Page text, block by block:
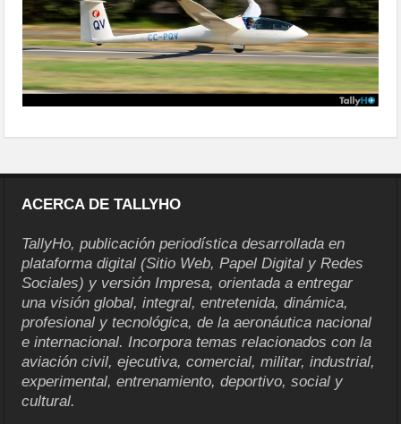
ACERCA DE TALLYHO
TallyHo, publicación periodística desarrollada en
plataforma digital (Sitio Web, Papel Digital y Redes
Sociales) y versión Impresa, orientada a entregar
una visión global, integral, entretenida, dinámica,
profesional y tecnológica, de la aeronáutica nacional
e internacional. Incorpora temas relacionados con la
aviación civil, ejecutiva, comercial, militar, industrial,
experimental, entrenamiento, deportivo, social y
cultural.